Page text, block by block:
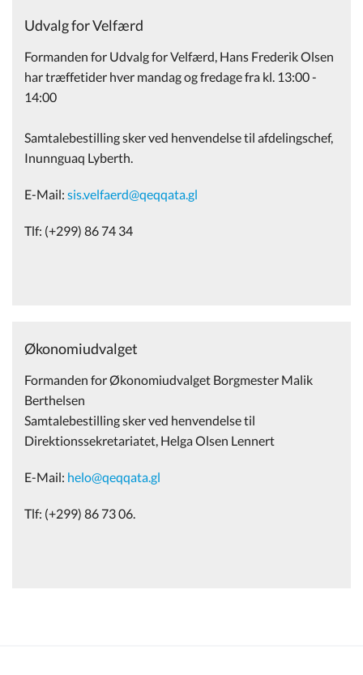
Udvalg for Velfærd
Formanden for Udvalg for Velfærd, Hans Frederik Olsen
har træffetider hver mandag og fredage fra kl. 13:00 -
14:00
Samtalebestilling sker ved henvendelse til afdelingschef,
Inunnguaq Lyberth.
E-Mail: sis.velfaerd@qeqqata.gl
Tlf: (+299) 86 74 34
Økonomiudvalget
Formanden for Økonomiudvalget Borgmester Malik
Berthelsen
Samtalebestilling sker ved henvendelse til
Direktionssekretariatet, Helga Olsen Lennert
E-Mail: helo@qeqqata.gl
Tlf: (+299) 86 73 06.